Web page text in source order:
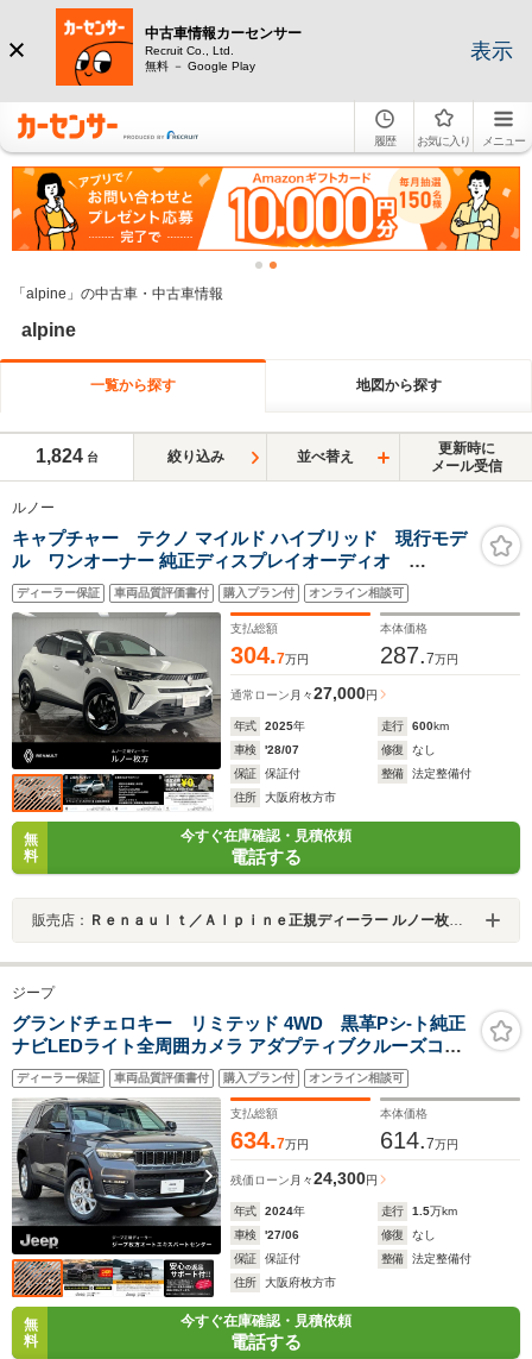
中古車情報カーセンサー
Recruit Co., Ltd.
無料 － Google Play
表示
履歴 お気に入り メニュー
「alpine」の中古車・中古車情報
alpine
一覧から探す 地図から探す
1,824 台 絞り込み 並べ替え
更新時に
メール受信
ルノー
キャプチャー テクノ マイルド ハイブリッド 現行モデ
ル ワンオーナー 純正ディスプレイオーディオ
AppleCarPlay 対応 Bluetooth接続LEDヘッドライ
ト ステイリングヒーター アダプティブクルーズコ
ントロール 新車保証継承
ディーラー保証 車両品質評価書付 購入プラン付 オンライン相談可
支払総額
304.7万円
本体価格
287.7万円
通常ローン 月々27,000円
年式 2025年 走行 600km
車検
'28/07 修復
なし
保証
保証付 整備
法定整備付
住所
大阪府枚方市
無
料
今すぐ在庫確認・見積依頼
電話する
販売店： Ｒｅｎａｕｌｔ／Ａｌｐｉｎｅ正規ディーラー ルノー枚方・アルピーヌポイント枚方
ジープ
グランドチェロキー リミテッド 4WD 黒革Pシ-ト純正
ナビLEDライト全周囲カメラ アダプティブクルーズコン
トロール フロントカメラ サイドカメラ バックカメラ ス
テアリングヒ-タ- 電動リアゲート フルセグTV ALPINEサ
ウンド ETC2.0 認定中古車保証付き
ディーラー保証 車両品質評価書付 購入プラン付 オンライン相談可
支払総額
634.7万円
本体価格
614.7万円
残価ローン 月々24,300円
年式 2024年 走行 1.5万km
車検
'27/06 修復
なし
保証
保証付 整備
法定整備付
住所
大阪府枚方市
無
料
今すぐ在庫確認・見積依頼
電話する